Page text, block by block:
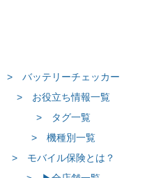
> バッテリーチェッカー
> お役立ち情報一覧
> タグ一覧
> 機種別一覧
> モバイル保険とは？